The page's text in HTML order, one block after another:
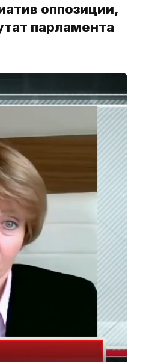
оппозиции,
парламента